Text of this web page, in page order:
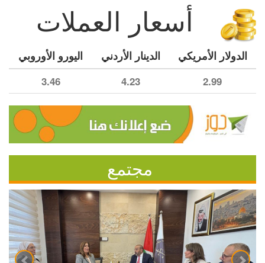
أسعار العملات
الدولار الأمريكي الدينار الأردني اليورو الأوروبي
2.99
4.23
3.46
مجتمع